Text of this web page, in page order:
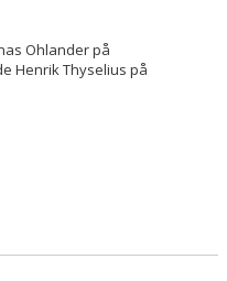
Ohlander på
Henrik Thyselius på